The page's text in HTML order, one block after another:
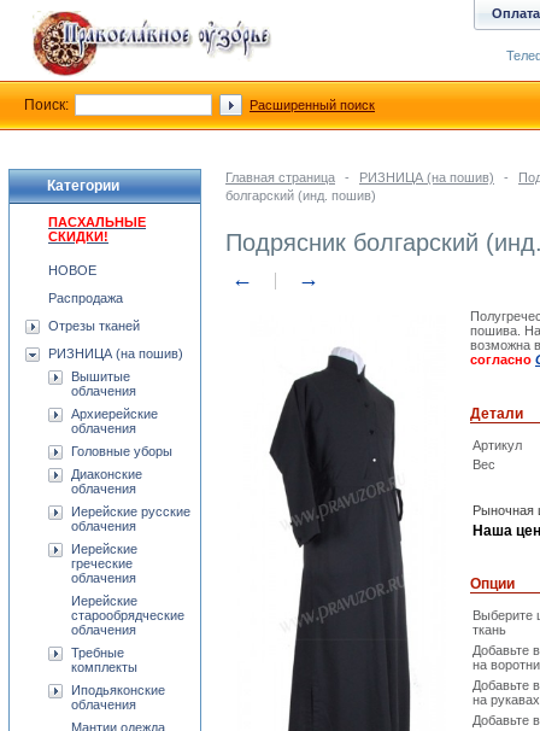
Главная страница - РИЗНИЦА (на пошив) -
болгарский (инд. пошив)
Подрясник болгарский
← →
пошива.
возможна
согласно
Детали
Артикул
Вес
Рыночная
Наша
Опции
Выберите
ткань
Добавьте
на
Добавьте
на рукавах
Добавьте
Категории
ПАСХАЛЬНЫЕ
СКИДКИ!
НОВОЕ
Распродажа
Отрезы тканей
РИЗНИЦА (на пошив)
Вышитые
облачения
Архиерейские
облачения
Головные уборы
Диаконские
облачения
Иерейские русские
облачения
Иерейские
греческие
облачения
Иерейские
старообрядческие
облачения
Требные
комплекты
Иподьяконские
облачения
Мантии одежда
Оплата
Поиск: Расширенный поиск